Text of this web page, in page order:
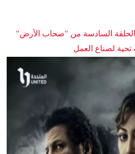
السادسة من "صحاب الأرض"
تحية لصناع العمل